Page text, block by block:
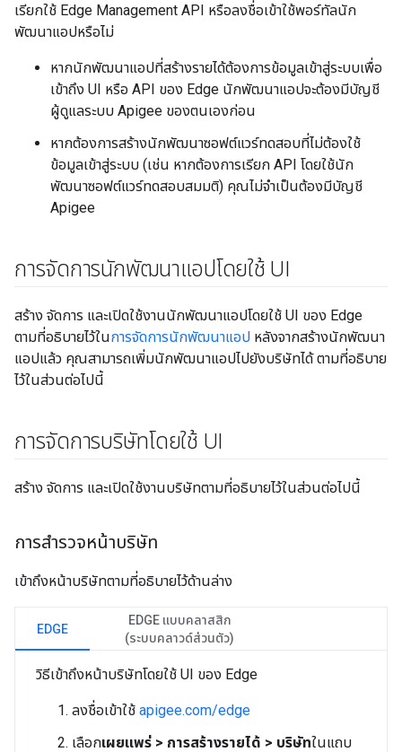
เรียกใช้ Edge Management API หรือลงชื่อเข้าใช้พอร์ทัลนัก
พัฒนาแอปหรือไม่
หากนักพัฒนาแอปที่สร้างรายได้ต้องการข้อมูลเข้าสู่ระบบเพื่อ
เข้าถึง UI หรือ API ของ Edge นักพัฒนาแอปจะต้องมีบัญชี
ผู้ดูแลระบบ Apigee ของตนเองก่อน
หากต้องการสร้างนักพัฒนาซอฟต์แวร์ทดสอบที่ไม่ต้องใช้
ข้อมูลเข้าสู่ระบบ (เช่น หากต้องการเรียก API โดยใช้นัก
พัฒนาซอฟต์แวร์ทดสอบสมมติ) คุณไม่จำเป็นต้องมีบัญชี
Apigee
การจัดการนักพัฒนาแอปโดยใช้ UI
สร้าง จัดการ และเปิดใช้งานนักพัฒนาแอปโดยใช้ UI ของ Edge
ตามที่อธิบายไว้ในการจัดการนักพัฒนาแอป หลังจากสร้างนักพัฒนา
แอปแล้ว คุณสามารถเพิ่มนักพัฒนาแอปไปยังบริษัทได้ ตามที่อธิบาย
ไว้ในส่วนต่อไปนี้
การจัดการบริษัทโดยใช้ UI
สร้าง จัดการ และเปิดใช้งานบริษัทตามที่อธิบายไว้ในส่วนต่อไปนี้
การสำรวจหน้าบริษัท
เข้าถึงหน้าบริษัทตามที่อธิบายไว้ด้านล่าง
EDGE
EDGE แบบคลาสสิก
(ระบบคลาวด์ส่วนตัว)
วิธีเข้าถึงหน้าบริษัทโดยใช้ UI ของ Edge
ลงชื่อเข้าใช้ apigee.com/edge
เลือกเผยแพร่ > การสร้างรายได้ > บริษัทในแถบ